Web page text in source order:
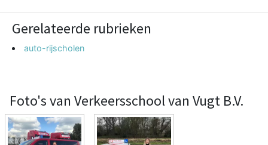
Gerelateerde rubrieken
auto-rijscholen
Foto's van Verkeersschool van Vugt B.V.